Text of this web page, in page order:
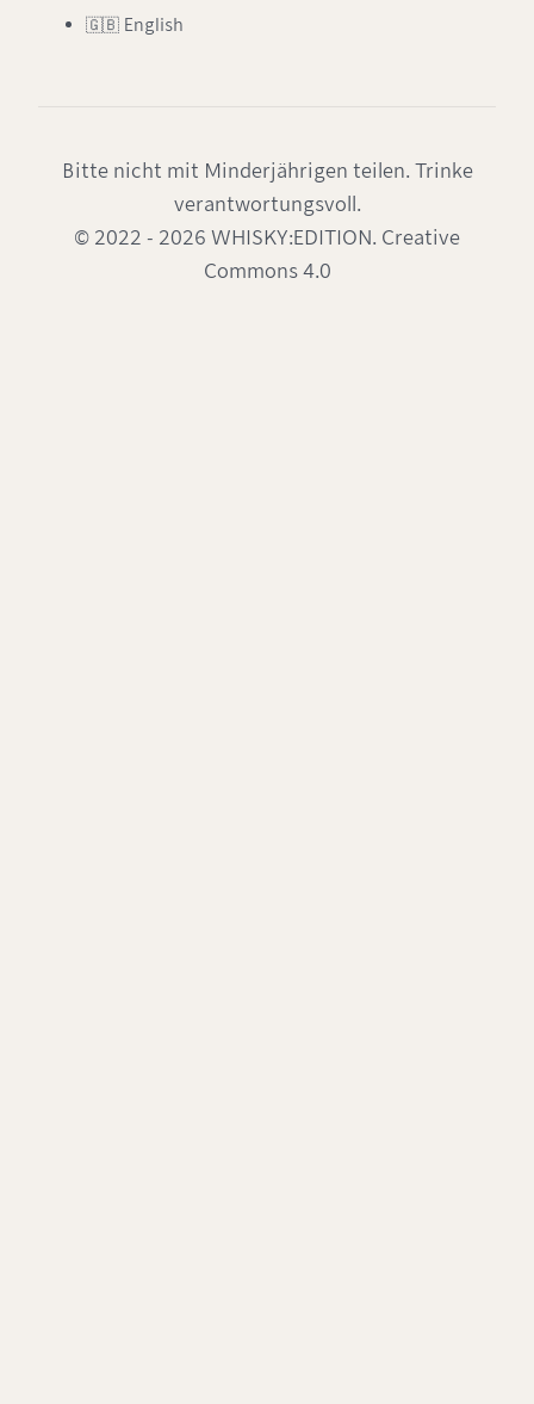
🇬🇧 English
Bitte nicht mit Minderjährigen teilen. Trinke
verantwortungsvoll.
© 2022 - 2026 WHISKY:EDITION. Creative
Commons 4.0